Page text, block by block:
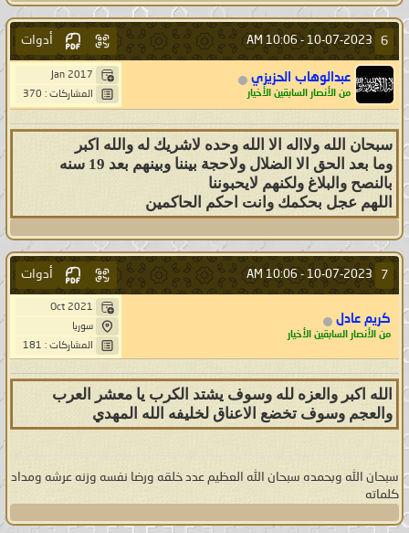
6
10-07-2023 -
10:06 AM أدوات
عبدالوهاب الحزيزي
من الأنصار السابقين الأخيار
Jan 2017
المشاركات : 370
سبحان الله ولااله الا الله وحده لاشريك له والله اكبر
وما بعد الحق الا الضلال ولاحجة بيننا وبينهم بعد 19 سنه
بالنصح والبلاغ ولكنهم لايحبوننا
اللهم عجل بحكمك وانت احكم الحاكمين
7
10-07-2023 -
10:06 AM أدوات
كريم عادل
من الأنصار السابقين الأخيار
Oct 2021
سوريا
المشاركات : 181
الله اكبر والعزه لله وسوف يشتد الكرب يا معشر العرب
والعجم وسوف تخضع الاعناق لخليفه الله المهدي
سبحان الله وبحمده سبحان الله العظيم عدد خلقه ورضا نفسه وزنه عرشه ومداد
كلماته